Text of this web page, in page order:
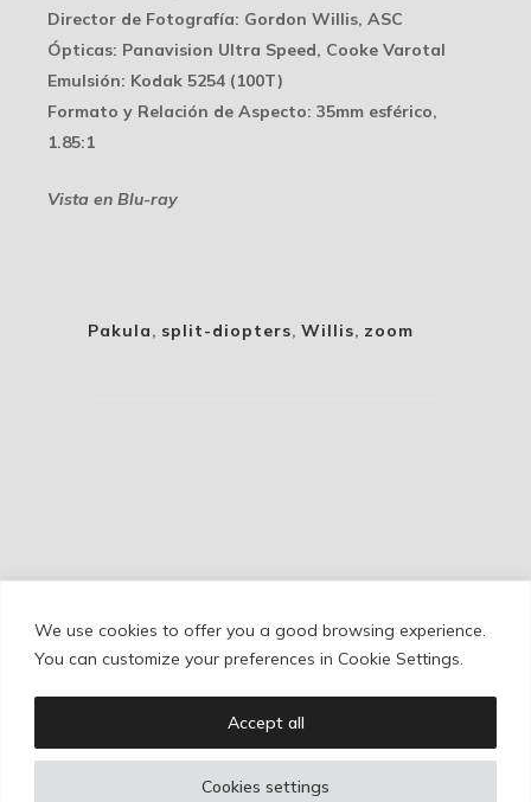
We use cookies to offer you a good browsing experience.
You can customize your preferences in Cookie Settings.
Cookies settings
Accept all
Director de Fotografía: Gordon Willis, ASC
Ópticas: Panavision Ultra Speed, Cooke Varotal
Emulsión: Kodak 5254 (100T)
Formato y Relación de Aspecto: 35mm esférico,
1.85:1
Vista en Blu-ray
Pakula, split-diopters, Willis, zoom
Cookie Policy/Privacy Policy /Legal Warning
Copyright © Ignacio Aguilar